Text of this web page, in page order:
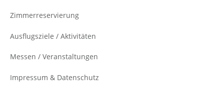
Zimmerreservierung
Ausflugsziele / Aktivitäten
Messen / Veranstaltungen
Impressum & Datenschutz